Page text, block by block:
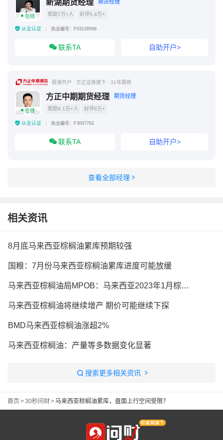
在线
新湖期货经理 期货经理
帮助7万+人 好评5.4万+
从业认证 执业编号：F03139566
联系TA 自助开户>
极速开户 · 方正证券旗下 · 31年期商
在线
方正中期期货经理 期货经理
帮助9.1万+人 好评6万+
从业认证 执业编号：F3007762
联系TA 自助开户>
查看全部经理
相关资讯
8月底马来西亚棕榈油累库预期较强
国粮：7月份马来西亚棕榈油累库进度可能放缓
马来西亚棕榈油局MPOB：马来西亚2023年1月棕榈油产量为1380410吨
马来西亚棕榈油将继续增产 期价可能继续下探
BMD马来西亚棕榈油涨超2%
马来西亚棕榈油：产量等多数据变化显著
搜索更多相关资讯
首页 >30秒问财>马来西亚棕榈油累库，盘面上行空间受限？